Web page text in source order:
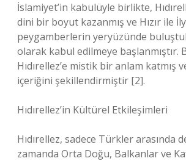
İslamiyet’in kabulüyle birlikte,
dini bir boyut kazanmış ve Hızır ile
peygamberlerin yeryüzünde
olarak kabul edilmeye başlanmıştır.
Hıdırellez’e mistik bir anlam katmış
içeriğini şekillendirmiştir [2].
Hıdırellez’in Kültürel Etkileşimleri
Hıdırellez, sadece Türkler arasında
zamanda Orta Doğu, Balkanlar ve